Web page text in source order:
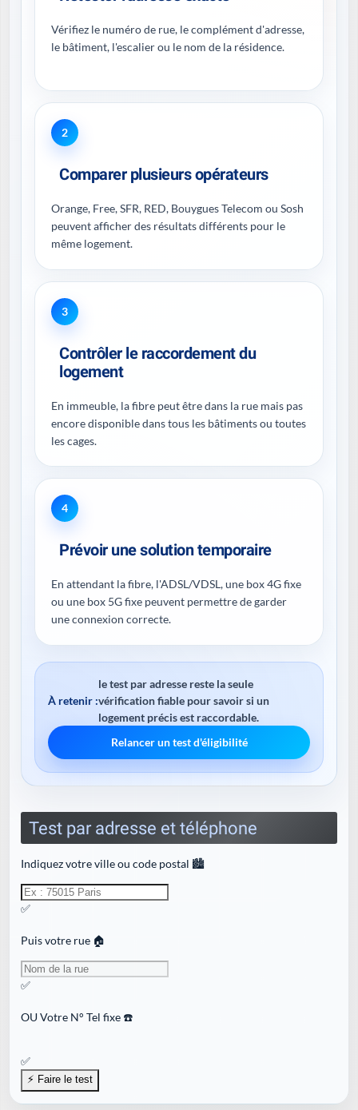
Vérifiez le numéro de rue, le complément d'adresse,
le bâtiment, l'escalier ou le nom de la résidence.
2
Comparer plusieurs opérateurs
Orange, Free, SFR, RED, Bouygues Telecom ou Sosh
peuvent afficher des résultats différents pour le
même logement.
3
Contrôler le raccordement du
logement
En immeuble, la fibre peut être dans la rue mais pas
encore disponible dans tous les bâtiments ou toutes
les cages.
4
Prévoir une solution temporaire
En attendant la fibre, l'ADSL/VDSL, une box 4G fixe
ou une box 5G fixe peuvent permettre de garder
une connexion correcte.
À retenir :
le test par adresse reste la seule
vérification fiable pour savoir si un
logement précis est raccordable.
Relancer un test d'éligibilité
Test par adresse et téléphone
Indiquez votre ville ou code postal 🏙️
✅
Puis votre rue 🏠
✅
OUVotre N° Tel fixe ☎️
✅